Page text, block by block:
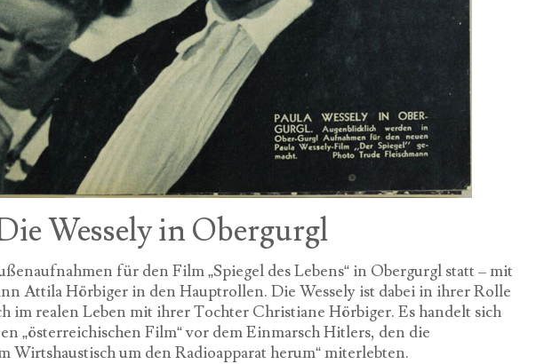
Wessely in Obergurgl
für den Film „Spiegel des Lebens“ in Obergurgl statt – mit
Attila Hörbiger in den Hauptrollen. Die Wessely ist dabei in ihrer Rolle
im realen Leben mit ihrer Tochter Christiane Hörbiger. Es handelt sich
„österreichischen Film“ vor dem Einmarsch Hitlers, den die
Wirtshaustisch um den Radioapparat herum“ miterlebten.